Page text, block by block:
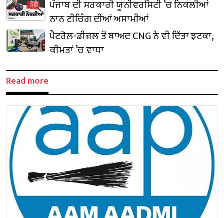
ਪੰਜਾਬ ਦੀ ਸਰਕਾਰੀ ਯੂਨੀਵਰਸਿਟੀ ’ਚ ਨਿਕਲੀਆਂ
ਨਾਨ ਟੀਚਿੰਗ ਦੀਆਂ ਅਸਾਮੀਆਂ
ਪੈਟਰੋਲ-ਡੀਜ਼ਲ ਤੋਂ ਬਾਅਦ CNG ਨੇ ਵੀ ਦਿੱਤਾ ਝਟਕਾ,
ਕੀਮਤਾਂ ’ਚ ਵਾਧਾ
Read more